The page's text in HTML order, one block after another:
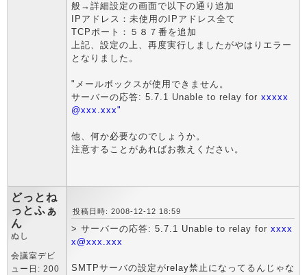
般→詳細設定の画面で以下の通り追加
IPアドレス：未使用のIPアドレス全て
TCPポート：５８７番を追加
上記、設定の上、再度実行しましたがやはりエラー
となりました。
"メールボックスが使用できません。
サーバーの応答: 5.7.1 Unable to relay for xxxxx
@xxx.xxx"
他、何か必要なのでしょうか。
注意することがあればお教えください。
どっとね
っとふぁ
ん
ぬし
会議室デビ
ュー日: 200
投稿日時: 2008-12-12 18:59
> サーバーの応答: 5.7.1 Unable to relay for xxxx
x@xxx.xxx
SMTPサーバの設定がrelay禁止になってるんじゃな